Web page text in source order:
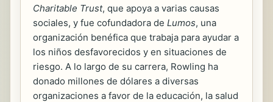
Charitable Trust, que apoya a varias causas
sociales, y fue cofundadora de Lumos, una
organización benéfica que trabaja para ayudar a
los niños desfavorecidos y en situaciones de
riesgo. A lo largo de su carrera, Rowling ha
donado millones de dólares a diversas
organizaciones a favor de la educación, la salud